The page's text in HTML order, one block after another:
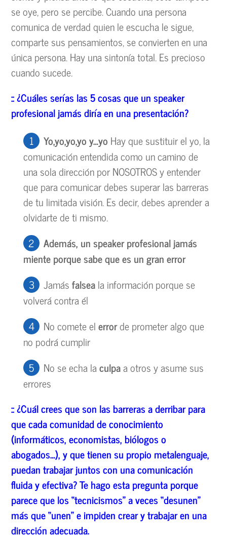
se oye, pero se percibe. Cuando una persona
comunica de verdad quien le escucha le sigue,
comparte sus pensamientos, se convierten en una
única persona. Hay una sintonía total. Es precioso
cuando sucede.
::¿Cuáles serías las 5 cosas que un speaker
profesional jamás diría en una presentación?
Yo,yo,yo,yo y…yo Hay que sustituir el yo, la
comunicación entendida como un camino de
una sola dirección por NOSOTROS y entender
que para comunicar debes superar las barreras
de tu limitada visión. Es decir, debes aprender a
olvidarte de ti mismo.
Además, un speaker profesional jamás
miente porque sabe que es un gran error
Jamásfalseala información porque se
volverá contra él
No comete elerrorde prometer algo que
no podrá cumplir
No se echa laculpaa otros y asume sus
errores
::¿Cuál crees que son las barreras a derribar para
que cada comunidad de conocimiento
(informáticos, economistas, biólogos o
abogados…), y que tienen su propio metalenguaje,
puedan trabajar juntos con una comunicación
fluida y efectiva? Te hago esta pregunta porque
parece que los“tecnicismos”a veces“desunen”
más que“unen”e impiden crear y trabajar en una
dirección adecuada.